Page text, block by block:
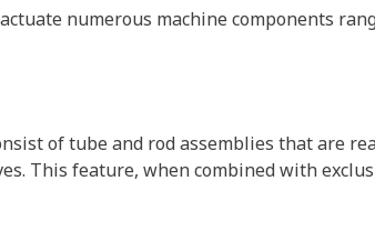
numerous machine components
of tube and rod assemblies that are
This feature, when combined with